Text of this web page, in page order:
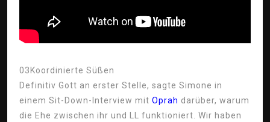
03 Koordinierte Süßen
Definitiv Gott an erster Stelle, sagte Simone in
einem Sit-Down-Interview mit Oprah darüber, warum
die Ehe zwischen ihr und LL funktioniert. Wir haben